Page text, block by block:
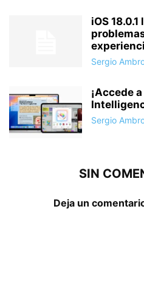
iOS
Sergio
¡Accede
Sergio
SIN
Deja un